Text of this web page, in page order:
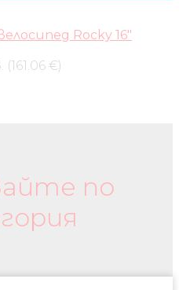
Rocky 16″
(161.06 €)
по